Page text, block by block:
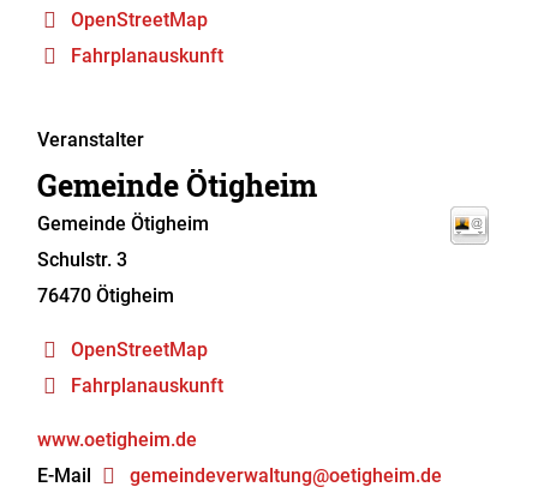
OpenStreetMap
Fahrplanauskunft
Veranstalter
Gemeinde Ötigheim
Gemeinde Ötigheim
Schulstr. 3
76470 Ötigheim
OpenStreetMap
Fahrplanauskunft
www.oetigheim.de
E-Mail
gemeindeverwaltung@oetigheim.de